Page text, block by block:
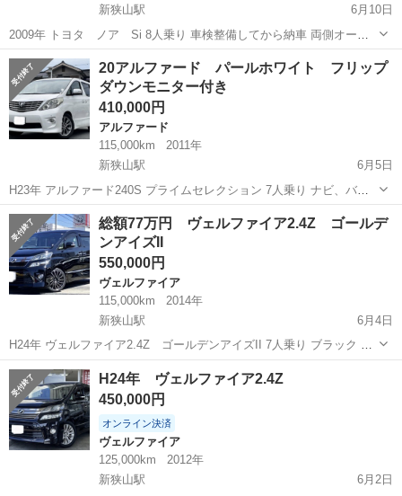
新狭山駅
6月10日
2009年 トヨタ ノア Si 8人乗り 車検整備してから納車 両側オート
スライドドア 社外エアロ（フロント、サイド、リア）3点 純正ナビ バ
ックカメラ 一体型ETC ウィンカーミラー ローダウン 左ド...
埼玉 狭山市 ノア
20アルファード パールホワイト フリップ
ダウンモニター付き
410,000円
アルファード
115,000km
2011年
新狭山駅
6月5日
H23年 アルファード240S プライムセレクション 7人乗り ナビ、バッ
クカメラ、ETC、後席モニター 両側パワースライドドア、Bluetooth
車検2年付 大きな傷や凹みなし 機関良好 ファミリーに...
埼玉 狭山市 新狭山駅 アルファード パールホワイト
総額77万円 ヴェルファイア2.4Z ゴールデ
ンアイズII
550,000円
ヴェルファイア
115,000km
2014年
新狭山駅
6月4日
H24年 ヴェルファイア2.4Z ゴールデンアイズII 7人乗り ブラック 車
検2年付 ナビ、バックカメラ、ETC、後席モニター 中古車ですの、多
少の小傷はありますが、大きく目立つものはありません 走る曲がる
止...
埼玉 狭山市 新狭山駅 ヴェルファイア
H24年 ヴェルファイア2.4Z
450,000円
オンライン決済
ヴェルファイア
125,000km
2012年
新狭山駅
6月2日